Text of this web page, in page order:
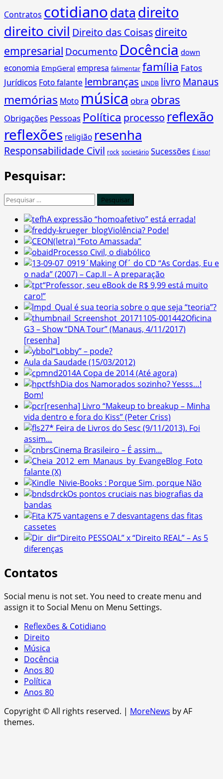
Contratos cotidianodata direito
direito civil Direito das Coisasdireito
empresarial Documento Docência down
economia EmpGeral empresa falimentar família Fatos
Jurídicos Foto falante lembranças LINDB livro Manaus
memórias Moto música obra obras
Obrigações Pessoas Política processo reflexão
reflexões religião resenha
Responsabilidade Civil rock societário Sucessões É isso!
Pesquisar:
Pesquisar
A expressão “homoafetivo” está errada!
Violência? Pode!
(letra) “Foto Amassada”
Processo Civil, o diabólico
´Making Of´ do CD “As Cordas, Eu e
o nada” (2007) – Cap.II – A preparação
“Professor, seu eBook de R$ 9,99 está muito
caro!”
Qual é sua teoria sobre o que seja “teoria”?
Oficina
G3 – Show “DNA Tour” (Manaus, 4/11/2017)
[resenha]
“Lobby” – pode?
Aula da Saudade (15/03/2012)
A Copa de 2014 (Até agora)
Dia dos Namorados sozinho? Yesss…!
Bom!
[resenha] Livro “Makeup to breakup – Minha
vida dentro e fora do Kiss” (Peter Criss)
27* Feira de Livros do Sesc (9/11/2013). Foi
assim…
Cinema Brasileiro – É assim…
Foto
falante (X)
e-Books : Porque Sim, porque Não
Os pontos cruciais nas biografias da
bandas
5 vantagens e 7 desvantagens das fitas
cassetes
“Direito PESSOAL” x “Direito REAL” – As 5
diferenças
Contatos
Social menu is not set. You need to create menu and
assign it to Social Menu on Menu Settings.
Reflexões & Cotidiano
Direito
Música
Docência
Anos 80
Política
Anos 80
Copyright © All rights reserved. | MoreNews by AF
themes.